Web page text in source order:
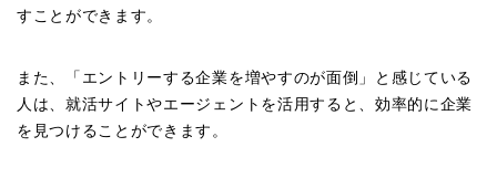
すことができます。
また、「エントリーする企業を増やすのが面倒」と感じている
人は、就活サイトやエージェントを活用すると、効率的に企業
を見つけることができます。